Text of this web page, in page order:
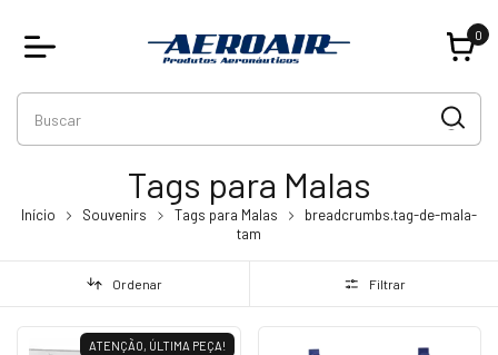
0
Tags para Malas
Início Souvenirs Tags para Malas
breadcrumbs.tag-de-mala-
tam
Ordenar Filtrar
ATENÇÃO, ÚLTIMA PEÇA!